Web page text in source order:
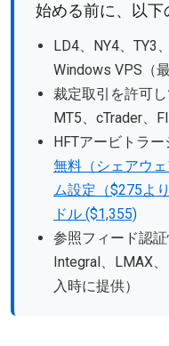
始める前に、以下
LD4、NY4、TY3
Windows VPS（
裁定取引を許可
MT5、cTrader、
HFTアービトラ
無料（シェアウェ
ム設定（$275より
ドル ($1,355)
参照フィード認証
Integral、LMAX
入時に提供）